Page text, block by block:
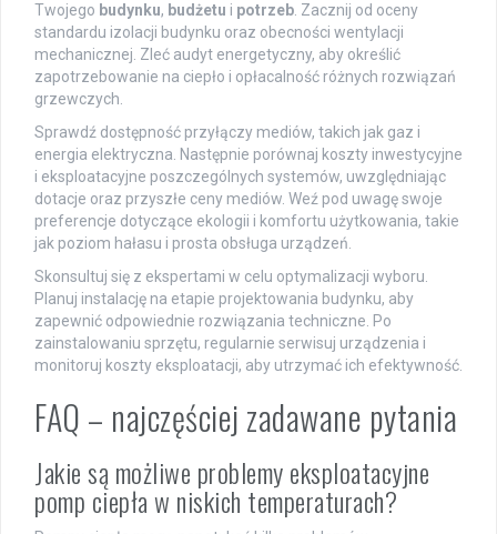
Twojego budynku, budżetu i potrzeb. Zacznij od oceny
standardu izolacji budynku oraz obecności wentylacji
mechanicznej. Zleć audyt energetyczny, aby określić
zapotrzebowanie na ciepło i opłacalność różnych rozwiązań
grzewczych.
Sprawdź dostępność przyłączy mediów, takich jak gaz i
energia elektryczna. Następnie porównaj koszty inwestycyjne
i eksploatacyjne poszczególnych systemów, uwzględniając
dotacje oraz przyszłe ceny mediów. Weź pod uwagę swoje
preferencje dotyczące ekologii i komfortu użytkowania, takie
jak poziom hałasu i prosta obsługa urządzeń.
Skonsultuj się z ekspertami w celu optymalizacji wyboru.
Planuj instalację na etapie projektowania budynku, aby
zapewnić odpowiednie rozwiązania techniczne. Po
zainstalowaniu sprzętu, regularnie serwisuj urządzenia i
monitoruj koszty eksploatacji, aby utrzymać ich efektywność.
FAQ – najczęściej zadawane pytania
Jakie są możliwe problemy eksploatacyjne
pomp ciepła w niskich temperaturach?